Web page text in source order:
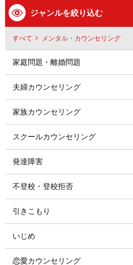
ジャンルを絞り込む
すべて メンタル・カウンセリング
家庭問題・離婚問題
夫婦カウンセリング
家族カウンセリング
スクールカウンセリング
発達障害
不登校・登校拒否
引きこもり
いじめ
恋愛カウンセリング